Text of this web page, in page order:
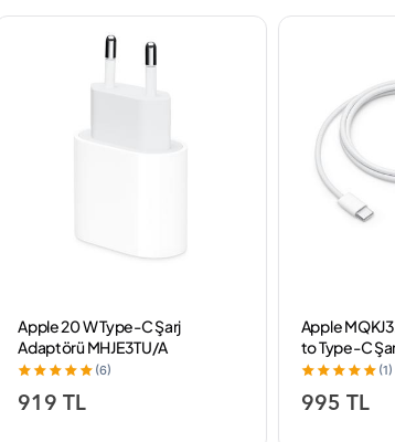
Apple 20 W Type-C Şarj
Adaptörü MHJE3TU/A
(6)
919 TL
Apple
to Type-C
(1)
995 TL